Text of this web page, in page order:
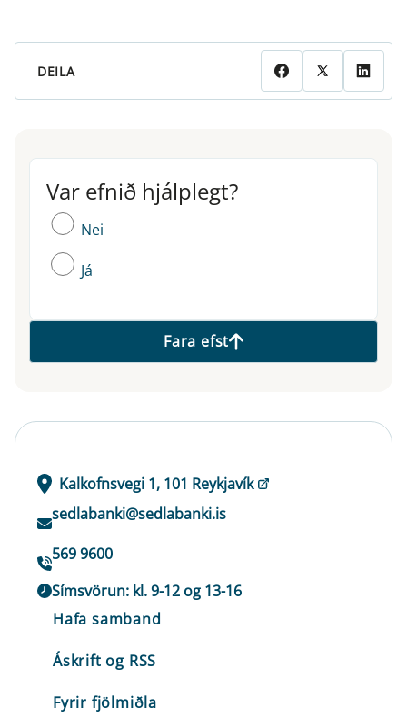
DEILA
Var efnið hjálplegt?
Var efnið hjálplegt?
Nei
Já
Fara efst
Kalkofnsvegi 1, 101 Reykjavík
sedlabanki@sedlabanki.is
569 9600
Símsvörun: kl. 9-12 og 13-16
Hafa samband
Áskrift og RSS
Fyrir fjölmiðla